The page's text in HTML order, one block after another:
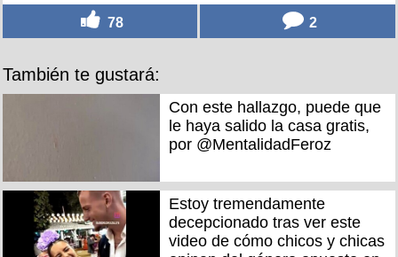
78 2
También te gustará:
Con este hallazgo, puede que
le haya salido la casa gratis,
por @MentalidadFeroz
Estoy tremendamente
decepcionado tras ver este
video de cómo chicos y chicas